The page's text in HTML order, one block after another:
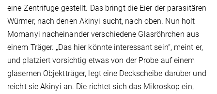
eine Zentrifuge gestellt. Das bringt die Eier der parasitären
Würmer, nach denen Akinyi sucht, nach oben. Nun holt
Momanyi nacheinander verschiedene Glasröhrchen aus
einem Träger. „Das hier könnte interessant sein“, meint er,
und platziert vorsichtig etwas von der Probe auf einem
gläsernen Objektträger, legt eine Deckscheibe darüber und
reicht sie Akinyi an. Die richtet sich das Mikroskop ein,